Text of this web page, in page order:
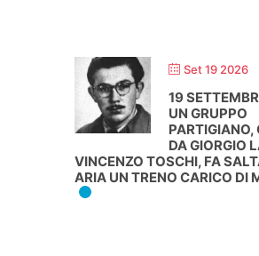
Set 19 2026
19
UN GRUPPO
PARTIGIANO,
DA GIORGIO
VINCENZO TOSCHI, FA
ARIA UN TRENO CARICO DI